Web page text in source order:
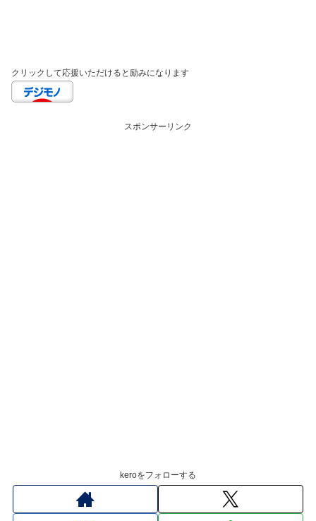
クリックして応援いただけると励みになります
スポンサーリンク
keroをフォローする